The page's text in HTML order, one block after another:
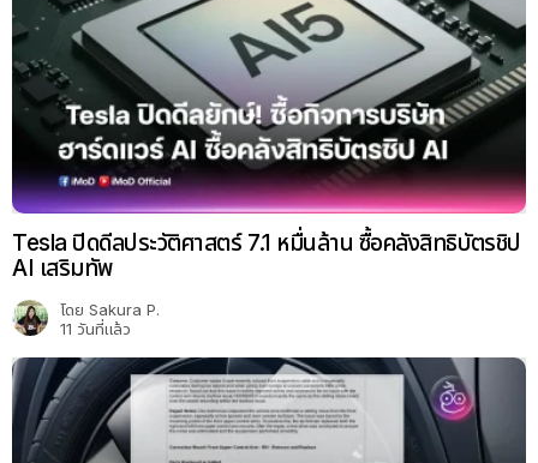
Tesla ปิดดีลประวัติศาสตร์ 7.1 หมื่นล้าน ซื้อคลังสิทธิบัตรชิป
AI เสริมทัพ
โดย Sakura P.
11 วันที่แล้ว